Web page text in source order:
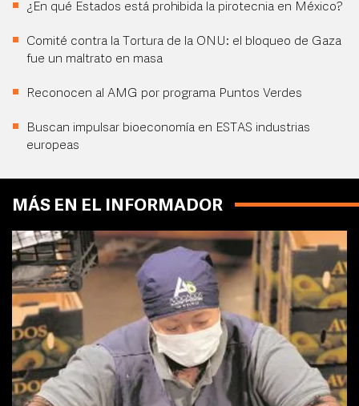
¿En qué Estados está prohibida la pirotecnia en México?
Comité contra la Tortura de la ONU: el bloqueo de Gaza
fue un maltrato en masa
Reconocen al AMG por programa Puntos Verdes
Buscan impulsar bioeconomía en ESTAS industrias
europeas
MÁS EN EL INFORMADOR